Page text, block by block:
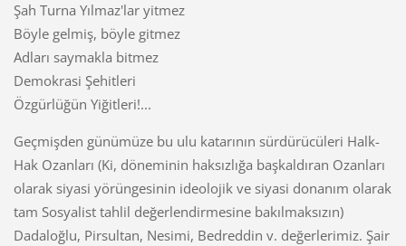
Şah Turna Yılmaz'lar yitmez
Böyle gelmiş, böyle gitmez
Adları saymakla bitmez
Demokrasi Şehitleri
Özgürlüğün Yiğitleri!...
Geçmişden günümüze bu ulu katarının sürdürücüleri Halk-
Hak Ozanları (Ki, döneminin haksızlığa başkaldıran Ozanları
olarak siyasi yörüngesinin ideolojik ve siyasi donanım olarak
tam Sosyalist tahlil değerlendirmesine bakılmaksızın)
Dadaloğlu, Pirsultan, Nesimi, Bedreddin v. değerlerimiz. Şair